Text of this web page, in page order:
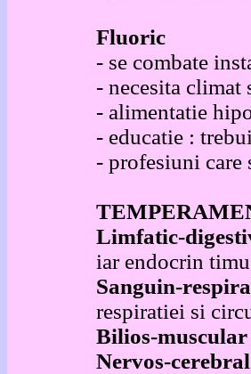
Fluoric
- se combate
- necesita climat
- alimentatie
- educatie :
- profesiuni care
Limfatic-
iar endocrin
Sanguin-
respiratiei si
Bilios-muscular
Nervos-cerebral